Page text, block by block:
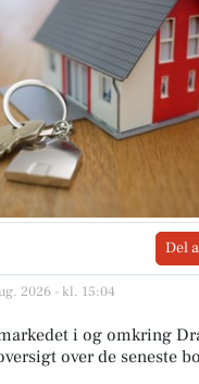
Del
2026 - kl. 15:04
i og omkring
over de seneste